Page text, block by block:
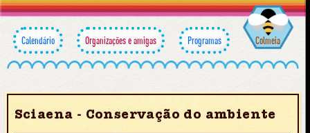
Calendário Organizações e amigas Programas Colmeia
Sciaena - Conservação do ambiente